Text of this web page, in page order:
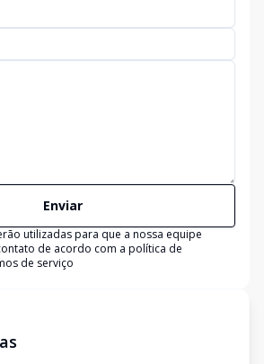
Enviar
utilizadas para que a nossa equipe
de acordo com a política de
de serviço